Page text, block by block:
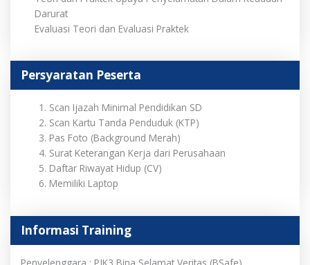
Darurat
Evaluasi Teori dan Evaluasi Praktek
Persyaratan Peserta
Scan Ijazah Minimal Pendidikan SD
Scan Kartu Tanda Penduduk (KTP)
Pas Foto (Background Merah)
Surat Keterangan Kerja dari Perusahaan
Daftar Riwayat Hidup (CV)
Memiliki Laptop
Informasi Training
Penyelenggara : PJK3 Bina Selamat Veritas (BSafe)